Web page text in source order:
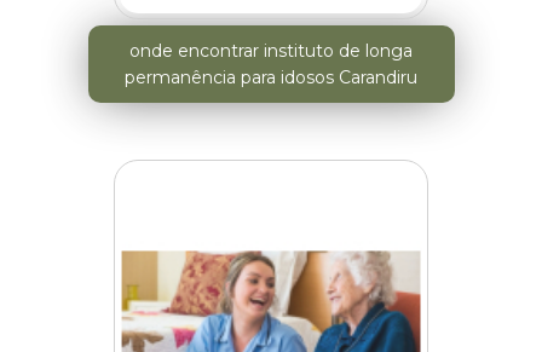
onde encontrar instituto de longa
permanência para idosos Carandiru